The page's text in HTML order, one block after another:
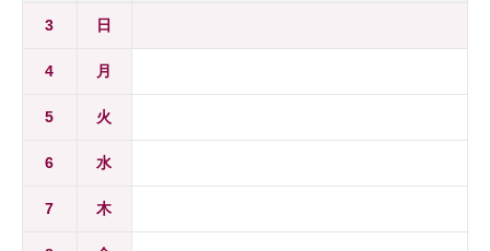
3 日
4 月
5 火
6 水
7 木